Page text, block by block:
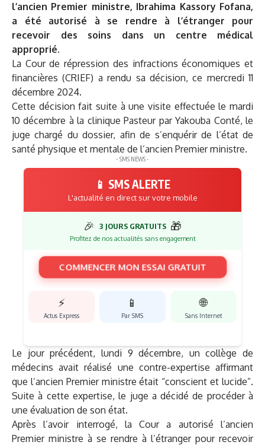
l’ancien Premier ministre, Ibrahima Kassory Fofana,
a été autorisé à se rendre à l’étranger pour
recevoir des soins dans un centre médical
approprié.
La Cour de répression des infractions économiques et
financières (CRIEF) a rendu sa décision, ce mercredi 11
décembre 2024.
Cette décision fait suite à une visite effectuée le mardi
10 décembre à la clinique Pasteur par Yakouba Conté, le
juge chargé du dossier, afin de s’enquérir de l’état de
santé physique et mentale de l’ancien Premier ministre.
- SMS NEWS -
📱 SMS ALERTE
L'actualité en direct sur votre mobile
🎉 3 JOURS GRATUITS 🎁
Profitez de nos actualités sans engagement
COMMENCER MON ESSAI GRATUIT
⚡
Actus Express
📱
Par SMS
🌐
Sans Internet
Le jour précédent, lundi 9 décembre, un collège de
médecins avait réalisé une contre-expertise affirmant
que l’ancien Premier ministre était “conscient et lucide”.
Suite à cette expertise, le juge a décidé de procéder à
une évaluation de son état.
Après l’avoir interrogé, la Cour a autorisé l’ancien
Premier ministre à se rendre à l’étranger pour recevoir